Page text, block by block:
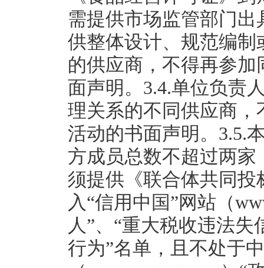
需提供市场监管部门出
供整体设计、规范编
的供应商，不得再参
面声明。3.4.单位负责
理关系的不同供应商
活动的书面声明。3.5.
方成员总数不超过两
须提供《联合体共同投
入“信用中国”网站（
人”、“重大税收违法
行为”名单，且不处于